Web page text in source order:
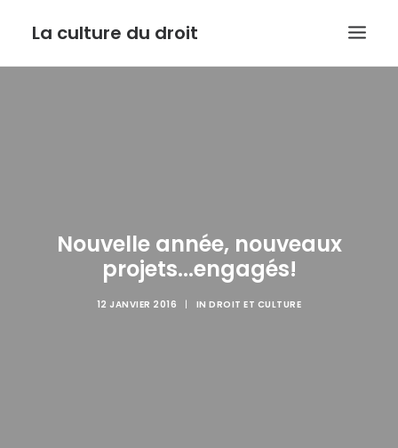
La culture du droit
CONTACT
Nouvelle année, nouveaux
projets...engagés!
12 JANVIER 2016 | INDROIT ET CULTURE